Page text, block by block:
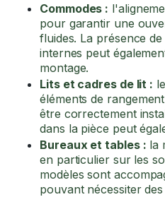
Commodes :
pour garantir une
fluides. La présence
internes peut
montage.
Lits et cadres de lit :
éléments de
être correctement
dans la pièce peut
Bureaux et tables : la
en particulier sur les
modèles sont
pouvant nécessiter